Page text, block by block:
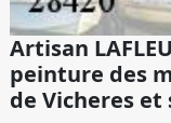
Artisan
peinture des
de Vicheres et